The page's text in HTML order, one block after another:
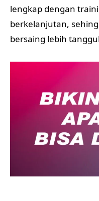
lengkap dengan
berkelanjutan,
bersaing lebih